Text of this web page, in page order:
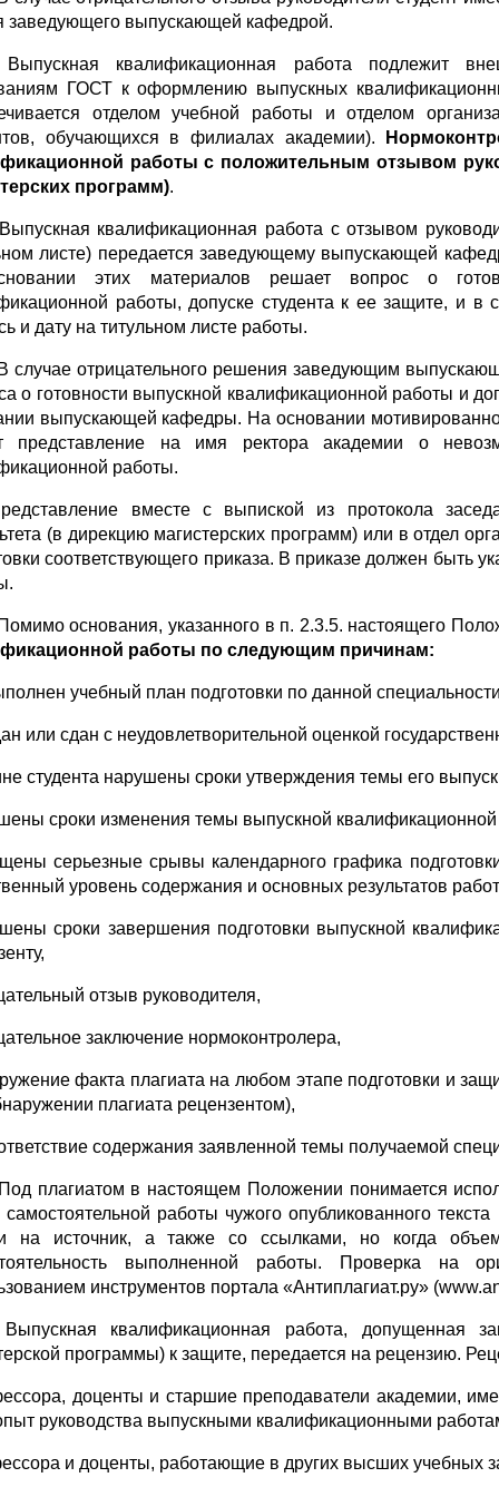
заведующего выпускающей кафедрой.
квалификационная работа подлежит
ГОСТ к оформлению выпускных
отделом учебной работы и отделом
обучающихся в фили­а­лах академии).
работы с положительным отзывом
программ).
квалификационная работа с отзывом
листе) передается заведующему выпускающей
этих материалов решает вопрос о
работы, допуске студента к ее защите, и в
и дату на титульном листе работы.
случае отрицательного решения заведующим
о готовности выпускной квалификационной работы и
выпускающей кафедры. На основании
представление на имя ректора академии о
работы.
вместе с выпиской из протокола
(в дирекцию магистерских программ) или в отдел
соответствующего приказа. В приказе должен быть
основания, указанного в п. 2.3.5. настоящего
работы по следующим причинам:
учебный план подготовки по данной
или сдан с неудовлетворительной оценкой
студента нарушены сроки утверждения темы его
сроки изменения темы выпускной
серьезные срывы календарного графика
уровень содержания и основных результатов
сроки завершения подготовки выпускной
отзыв руководителя,
заключение нормоконтролера,
факта плагиата на любом этапе подготовки и
плагиата рецензентом),
содержания заявленной темы получаемой
плагиатом в настоящем Положении понимается
работы чужого опубликованного
на источник, а также со ссылками, но когда
выполненной работы. Проверка на
инструментов портала «Антиплагиат.ру»
квалификационная работа, допущенная
программы) к защите, передается на рецензию.
доценты и старшие преподаватели академии,
руководства выпускными квалификационными
и доценты, работающие в других высших учебных